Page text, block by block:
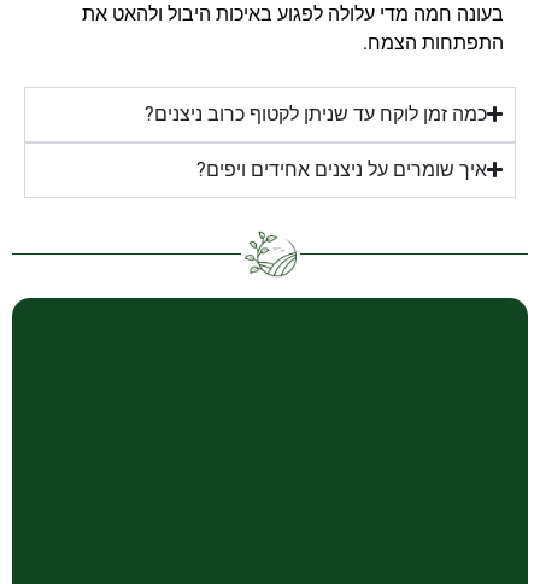
בעונה חמה מדי עלולה לפגוע באיכות היבול ולהאט את
התפתחות הצמח.
כמה זמן לוקח עד שניתן לקטוף כרוב ניצנים?
איך שומרים על ניצנים אחידים ויפים?